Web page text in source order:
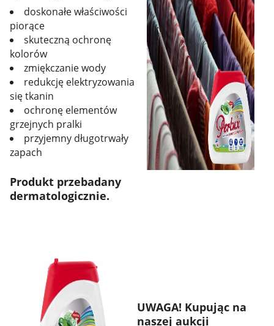
doskonałe właściwości
piorące
skuteczną ochronę
kolorów
zmiękczanie wody
redukcję elektryzowania
się tkanin
ochronę elementów
grzejnych pralki
przyjemny długotrwały
zapach
Produkt przebadany
dermatologicznie.
UWAGA! Kupując na
naszej aukcji